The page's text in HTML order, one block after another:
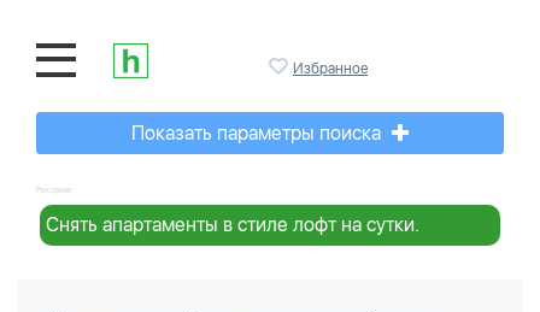
Избранное
Показать параметры поиска
Реклама:
Снять апартаменты в стиле лофт на сутки.